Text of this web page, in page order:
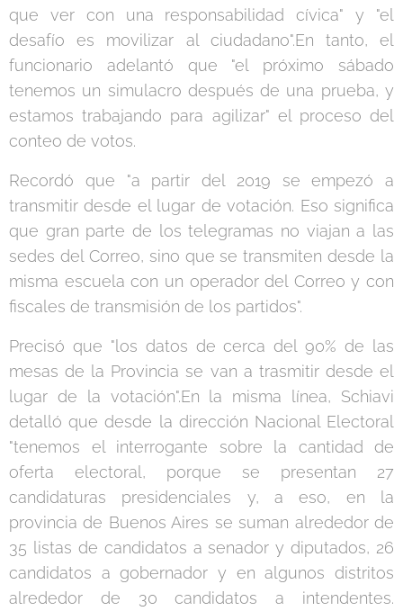
que ver con una responsabilidad cívica" y "el
desafío es movilizar al ciudadano".En tanto, el
funcionario adelantó que "el próximo sábado
tenemos un simulacro después de una prueba, y
estamos trabajando para agilizar" el proceso del
conteo de votos.
Recordó que "a partir del 2019 se empezó a
transmitir desde el lugar de votación. Eso significa
que gran parte de los telegramas no viajan a las
sedes del Correo, sino que se transmiten desde la
misma escuela con un operador del Correo y con
fiscales de transmisión de los partidos".
Precisó que "los datos de cerca del 90% de las
mesas de la Provincia se van a trasmitir desde el
lugar de la votación".En la misma línea, Schiavi
detalló que desde la dirección Nacional Electoral
"tenemos el interrogante sobre la cantidad de
oferta electoral, porque se presentan 27
candidaturas presidenciales y, a eso, en la
provincia de Buenos Aires se suman alrededor de
35 listas de candidatos a senador y diputados, 26
candidatos a gobernador y en algunos distritos
alrededor de 30 candidatos a intendentes.